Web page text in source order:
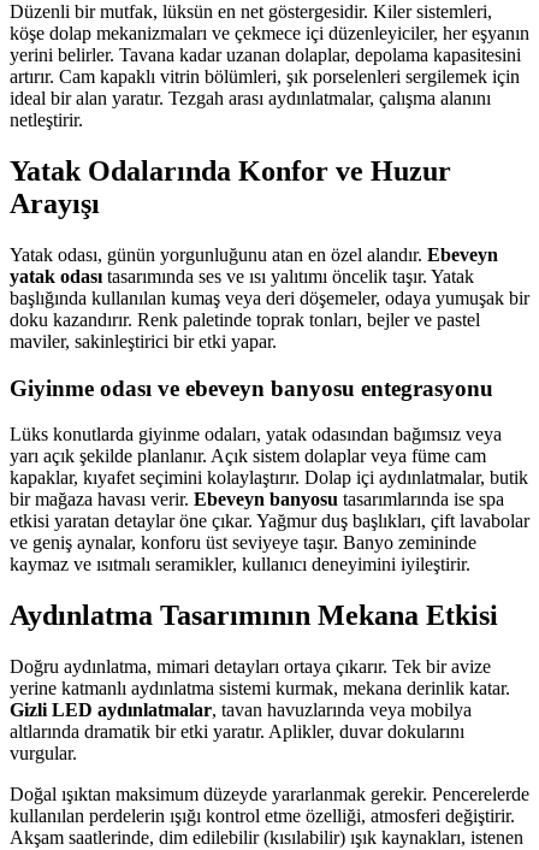
Düzenli bir mutfak, lüksün en net göstergesidir. Kiler sistemleri,
köşe dolap mekanizmaları ve çekmece içi düzenleyiciler, her eşyanın
yerini belirler. Tavana kadar uzanan dolaplar, depolama kapasitesini
artırır. Cam kapaklı vitrin bölümleri, şık porselenleri sergilemek için
ideal bir alan yaratır. Tezgah arası aydınlatmalar, çalışma alanını
netleştirir.
Yatak Odalarında Konfor ve Huzur
Arayışı
Yatak odası, günün yorgunluğunu atan en özel alandır. Ebeveyn
yatak odası tasarımında ses ve ısı yalıtımı öncelik taşır. Yatak
başlığında kullanılan kumaş veya deri döşemeler, odaya yumuşak bir
doku kazandırır. Renk paletinde toprak tonları, bejler ve pastel
maviler, sakinleştirici bir etki yapar.
Giyinme odası ve ebeveyn banyosu entegrasyonu
Lüks konutlarda giyinme odaları, yatak odasından bağımsız veya
yarı açık şekilde planlanır. Açık sistem dolaplar veya füme cam
kapaklar, kıyafet seçimini kolaylaştırır. Dolap içi aydınlatmalar, butik
bir mağaza havası verir. Ebeveyn banyosu tasarımlarında ise spa
etkisi yaratan detaylar öne çıkar. Yağmur duş başlıkları, çift lavabolar
ve geniş aynalar, konforu üst seviyeye taşır. Banyo zemininde
kaymaz ve ısıtmalı seramikler, kullanıcı deneyimini iyileştirir.
Aydınlatma Tasarımının Mekana Etkisi
Doğru aydınlatma, mimari detayları ortaya çıkarır. Tek bir avize
yerine katmanlı aydınlatma sistemi kurmak, mekana derinlik katar.
Gizli LED aydınlatmalar, tavan havuzlarında veya mobilya
altlarında dramatik bir etki yaratır. Aplikler, duvar dokularını
vurgular.
Doğal ışıktan maksimum düzeyde yararlanmak gerekir. Pencerelerde
kullanılan perdelerin ışığı kontrol etme özelliği, atmosferi değiştirir.
Akşam saatlerinde, dim edilebilir (kısılabilir) ışık kaynakları, istenen